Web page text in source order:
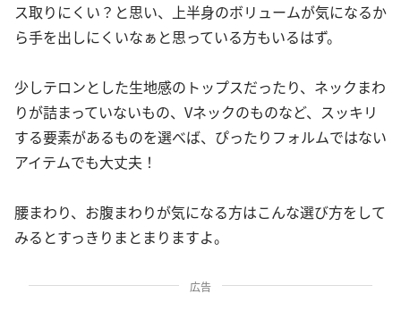
ス取りにくい？と思い、上半身のボリュームが気になるか
ら手を出しにくいなぁと思っている方もいるはず。
少しテロンとした生地感のトップスだったり、ネックまわ
りが詰まっていないもの、Vネックのものなど、スッキリ
する要素があるものを選べば、ぴったりフォルムではない
アイテムでも大丈夫！
腰まわり、お腹まわりが気になる方はこんな選び方をして
みるとすっきりまとまりますよ。
広告